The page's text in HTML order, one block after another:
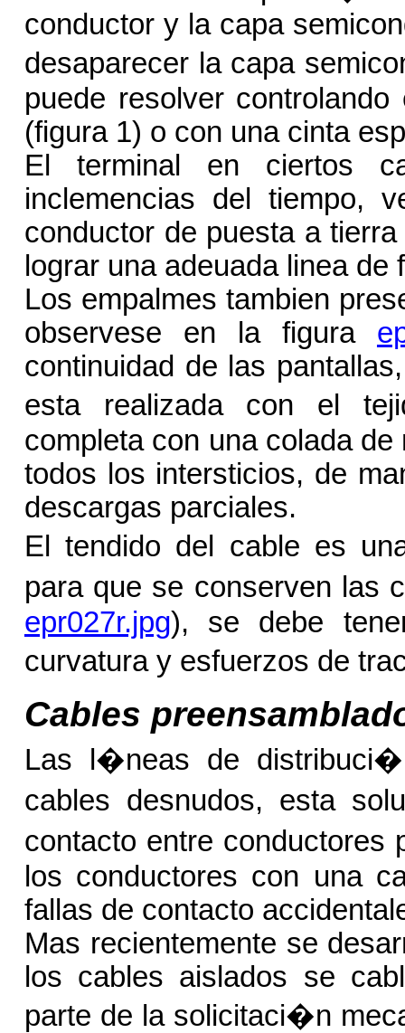
conductor y la capa
desaparecer la capa
puede resolver
(figura 1) o con una cinta
El terminal en ciertos
inclemencias del tiempo,
conductor de puesta a
lograr una adeuada linea
Los empalmes tambien
observese en la figura
continuidad de las
esta realizada con el
completa con una colada
todos los intersticios, de
descargas parciales.
El tendido del cable es
para que se conserven las
epr027r.jpg), se debe
curvatura y esfuerzos de
Cables
Las l�neas de
cables desnudos, esta
contacto entre
los conductores con una
fallas de contacto
Mas recientemente se
los cables aislados se
parte de la solicitaci�n